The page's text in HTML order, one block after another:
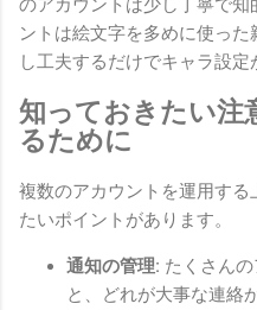
ントは絵文字を多めに使っ
し工夫するだけでキャラ設定
知っておきたい注
るために
複数のアカウントを運用する
たいポイントがあります。
通知の管理: たくさん
と、どれが大事な連絡